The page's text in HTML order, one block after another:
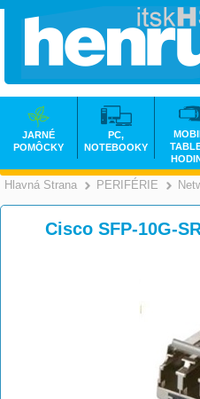
Hlavná Strana >
PERIFÉRIE
Cisco SFP-10G-
JARNÉ
POMÔCKY
PC,
NOTEBOOKY